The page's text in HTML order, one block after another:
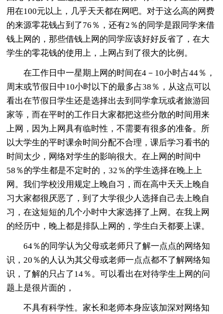
用在100元以上，几乎天天都在网吧。对于这么高的网费
的来源零花钱占到了76％，还有2％的同学是跟同学来借
钱上网的，那些借钱上网的同学应该好好反省了，在大
学生的零花钱的使用上，上网占到了很大的比例。
在工作日中一星期上网的时间在4－10小时占44％，
周末或节假日中10小时以下的最多占38％，从这点可以
看出在节假日学生还是选择出去到同学拿玩或者旅游回
家等，而在平时的工作日大家都把这些分散的时间用来
上网，因为上网具有临时性，不需要有很多的准备。所
以大学生的平时课余时间分配不合理，课后学习看书的
时间太少，网络对学生的影响很大。在上网的时间中
58％的学生都是不定时的，32％的学生选择在晚上上
网。我们学校没用规定上晚自习，而在高中天天上晚自
习大家都很厌恶了，到了大学很少人选择自己去上晚自
习，在这短短的几个小时中大家选择了上网。在我上网
的经历中，晚上都是排队上网的，学生白天都要上课。
64％的同学认为父母或老师只了解一点点的网络知
识，20％的人认为其父母或老师一点点都不了解网络知
识，了解的只占了14％。可以看出在对待学生上网的问
题上是很片面的，
不具有科学性。家长和老师本身应该加深对网络知